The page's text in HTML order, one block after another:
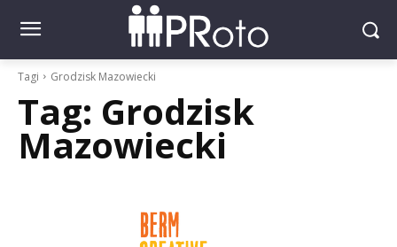
Tagi Grodzisk Mazowiecki
Tag: Grodzisk
Mazowiecki